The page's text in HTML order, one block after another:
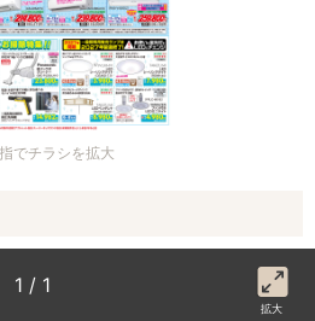
でチラシを拡大
1 / 1
拡大